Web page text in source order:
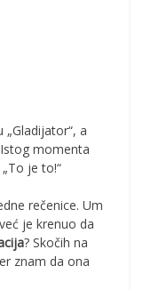
a
momenta
je to!“
rečenice. Um
je krenuo da
? Skočih na
znam da ona